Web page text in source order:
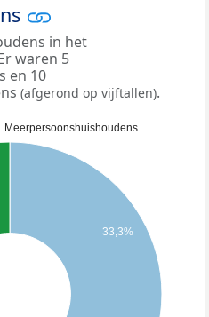
in het
waren 5
en 10
(afgerond op vijftallen).
Meerpersoonshuishoudens
33,3%